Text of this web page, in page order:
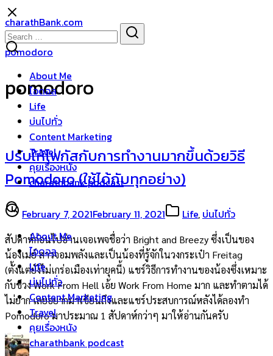
Skip
to
content
charathBank.com
About Me
ไอดอล
Life
บ่นไปทั่ว
Content Marketing
Travel
คุยเรื่องหนัง
charathbank podcast
About Me
ไอดอล
Life
บ่นไปทั่ว
Content Marketing
Travel
คุยเรื่องหนัง
charathbank podcast
Search
for:
pomodoro
pomodoro
ปรับให้โฟกัสกับการทำงานมากขึ้นด้วยวิธี
Pomodoro (ใช้ได้กับทุกอย่าง)
February 7, 2021February 11, 2021 Life, บ่นไปทั่ว
สัปดาห์ก่อนไปอ่านเจอเพจชื่อว่า Bright and Breezy ซึ่งเป็นของ
น้องเมย์ สาวจอมพลังและเป็นน้องที่รู้จักในวงกระเป๋า Freitag
(ตั้งแต่ยังไม่เกร่อเมืองเท่ายุคนี้) แชร์วิธีการทำงานของน้องซึ่งเหมาะ
กับช่วง Work From Hell เอ้ย Work From Home มาก และทำตามได้
ไม่ยาก เลยอยากมาเขียนถึงและแชร์ประสบการณ์หลังได้ลองทำ
Pomodoro มาประมาณ 1 สัปดาห์กว่าๆ มาให้อ่านกันครับ